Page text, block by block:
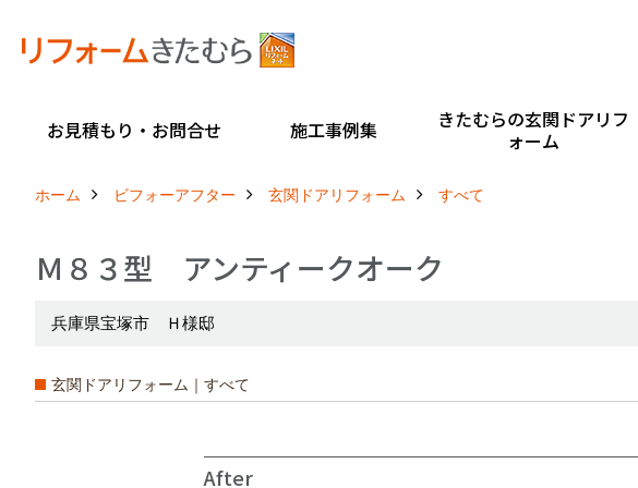
お見積もり・お問合せ 施工事例集
きたむらの玄関ドアリフ
ォーム
ホーム ビフォーアフター 玄関ドアリフォーム すべて
Ｍ８３型 アンティークオーク
兵庫県宝塚市 Ｈ様邸
玄関ドアリフォーム｜すべて
After